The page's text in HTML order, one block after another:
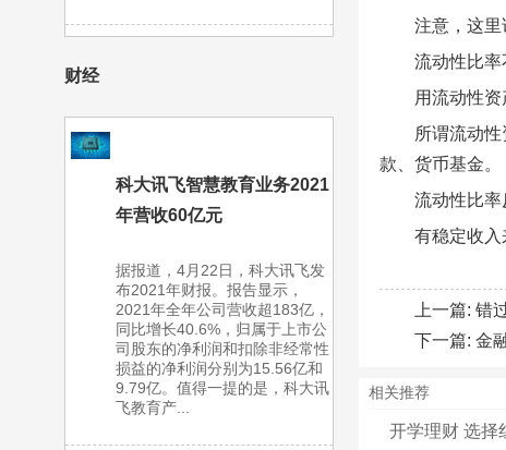
财经
科大讯飞智慧教育业务2021
年营收60亿元
据报道，4月22日，科大讯飞发
布2021年财报。报告显示，
2021年全年公司营收超183亿，
同比增长40.6%，归属于上市公
司股东的净利润和扣除非经常性
损益的净利润分别为15.56亿和
9.79亿。值得一提的是，科大讯
飞教育产...
注意，这里
流动性比率
用流动性资
所谓流动
款、货币基金。
流动性比率
有稳定收入
上一篇: 错
下一篇: 金
相关推荐
开学理财 选择